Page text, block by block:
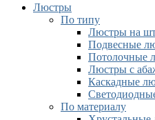
Люстры
По типу
Люстры на
Подвесные
Потолочные
Люстры с
Каскадные
По материалу